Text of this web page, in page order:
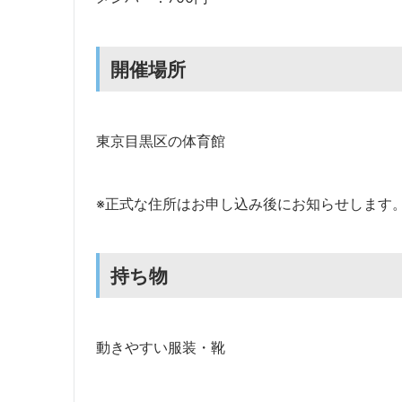
開催場所
東京目黒区の体育館
※正式な住所はお申し込み後にお知らせします
持ち物
動きやすい服装・靴